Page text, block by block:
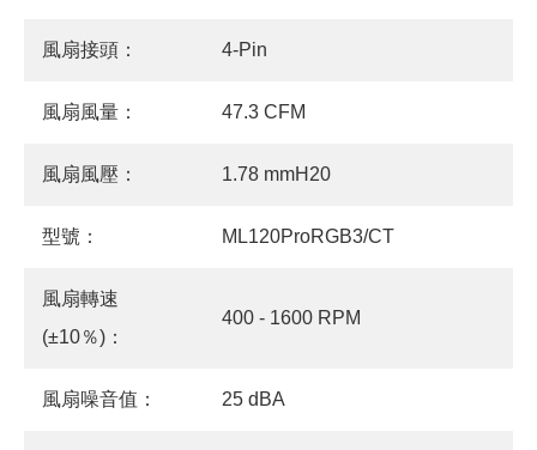
風扇接頭： 4-Pin
風扇風量： 47.3 CFM
風扇風壓： 1.78 mmH20
型號： ML120ProRGB3/CT
風扇轉速
(±10％)：
400 - 1600 RPM
風扇噪音值： 25 dBA